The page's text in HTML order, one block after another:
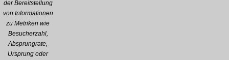
der Bereitstellung
von Informationen
zu Metriken wie
Besucherzahl,
Absprungrate,
Ursprung oder